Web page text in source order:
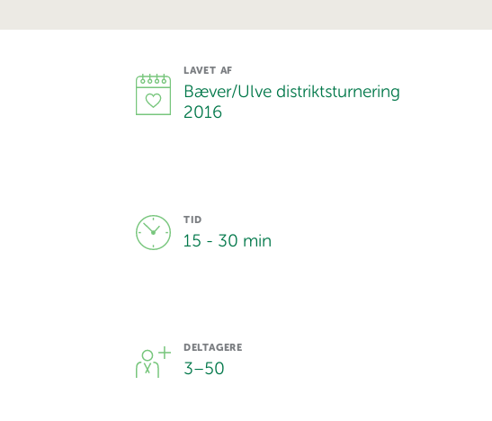
LAVET AF
Bæver/Ulve distriktsturnering
2016
TID
15 - 30 min
DELTAGERE
3–50